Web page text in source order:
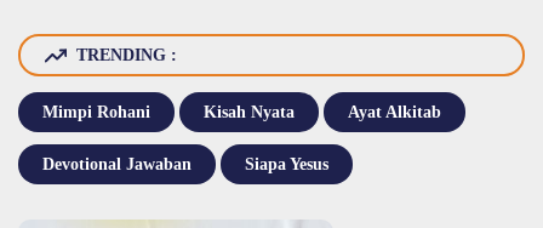
TRENDING :
Mimpi Rohani Kisah Nyata Ayat Alkitab
Devotional Jawaban Siapa Yesus